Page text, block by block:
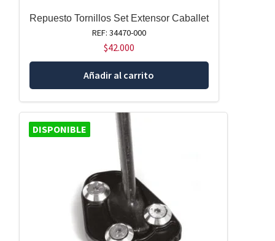
Repuesto Tornillos Set Extensor Caballet
REF: 34470-000
$42.000
Añadir al carrito
DISPONIBLE